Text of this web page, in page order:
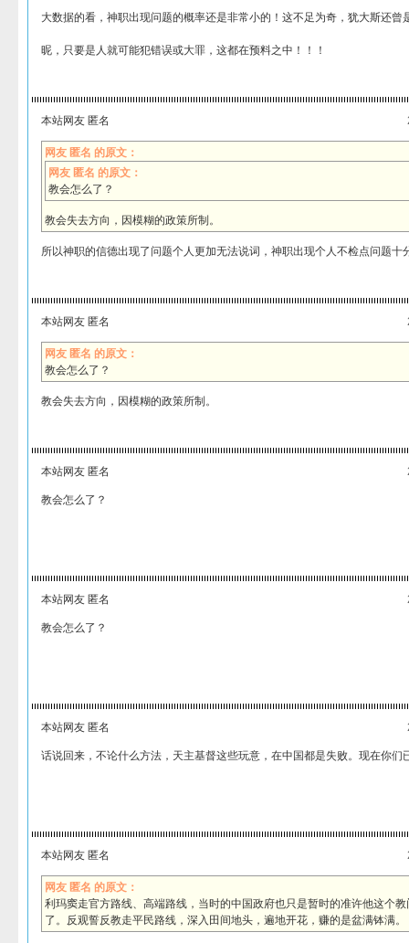
大数据的看，神职出现问题的概率还是非常小的！这不足为奇，犹大斯还曾
昵，只要是人就可能犯错误或大罪，这都在预料之中！！！
本站网友 匿名
网友 匿名 的原文：
网友 匿名 的原文：
教会怎么了？
教会失去方向，因模糊的政策所制。
所以神职的信德出现了问题个人更加无法说词，神职出现个人不检点问题十
本站网友 匿名
网友 匿名 的原文：
教会怎么了？
教会失去方向，因模糊的政策所制。
本站网友 匿名
教会怎么了？
本站网友 匿名
教会怎么了？
本站网友 匿名
话说回来，不论什么方法，天主基督这些玩意，在中国都是失败。现在你们
本站网友 匿名
网友 匿名 的原文：
利玛窦走官方路线、高端路线，当时的中国政府也只是暂时的准许他这个
了。反观誓反教走平民路线，深入田间地头，遍地开花，赚的是盆满钵满。